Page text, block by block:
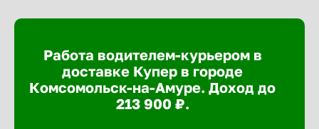
Работа водителем-курьером в
доставке Купер в городе
Комсомольск-на-Амуре. Доход до
213 900 ₽.